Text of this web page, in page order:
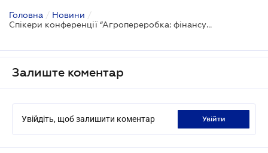
Головна / Новини /
Спікери конференції “Агропереробка: фінансування та інвестиції”
Залиште коментар
Увійдіть, щоб залишити коментар увійти